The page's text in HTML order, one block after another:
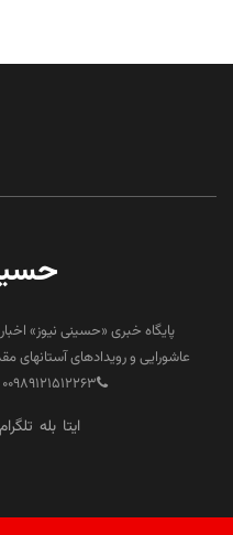
پایگاه خبری «حسینی نیوز»
عاشورایی و رویدادهای آستانهای
۰۰۹۸۹۱۲۱۵۱۲۲۶۳
ایتا بله تلگرام